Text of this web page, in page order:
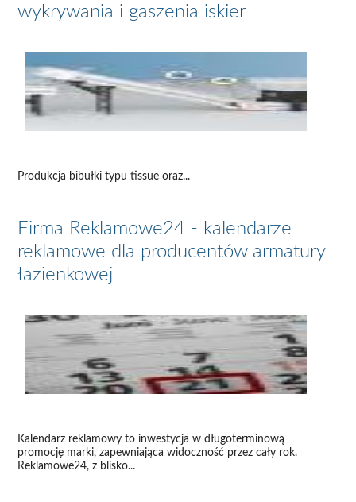
wykrywania i gaszenia iskier
Produkcja bibułki typu tissue oraz...
Firma Reklamowe24 - kalendarze
reklamowe dla producentów armatury
łazienkowej
Kalendarz reklamowy to inwestycja w długoterminową
promocję marki, zapewniająca widoczność przez cały rok.
Reklamowe24, z blisko...